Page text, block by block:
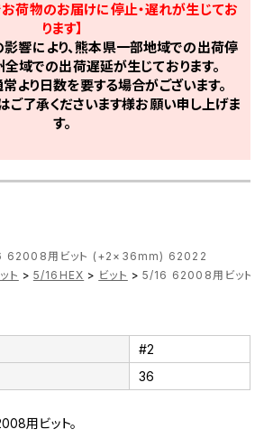
お荷物のお届けに停止・遅れが生じてお
ります】
響により、熊本県一部地域での出荷停
域での出荷遅延が生じております。
より日数を要する場合がございます。
ご了承くださいます様お願い申し上げま
す。
62008用ビット (+2×36mm) 62022
ト > 5/16HEX > ビット > 5/16 62008用ビッ
#2
36
用ビット。